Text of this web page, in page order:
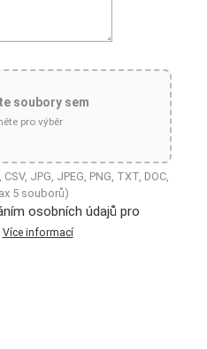
soubory sem
pro výběr
JPG, JPEG, PNG, TXT, DOC,
5 souborů)
osobních údajů pro
Více informací